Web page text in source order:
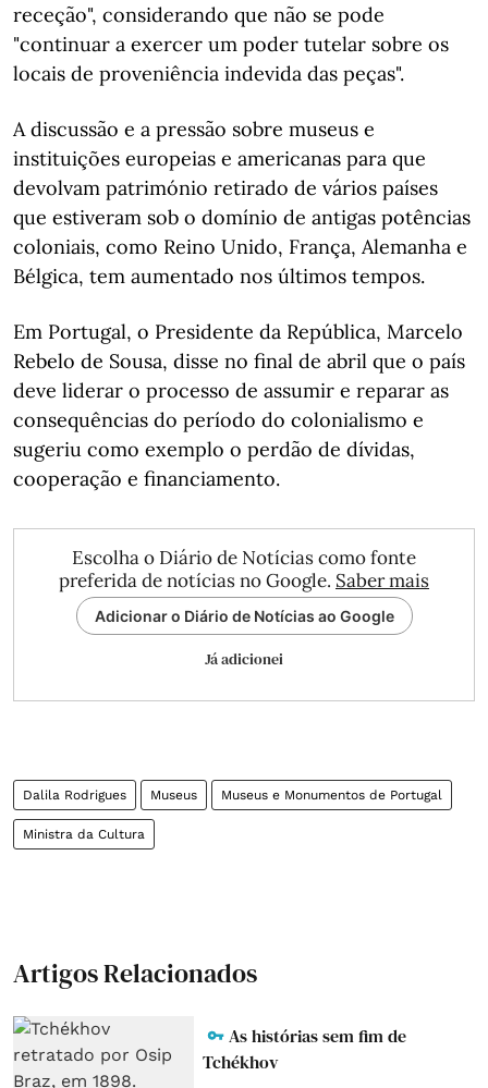
receção", considerando que não se pode
"continuar a exercer um poder tutelar sobre os
locais de proveniência indevida das peças".
A discussão e a pressão sobre museus e
instituições europeias e americanas para que
devolvam património retirado de vários países
que estiveram sob o domínio de antigas potências
coloniais, como Reino Unido, França, Alemanha e
Bélgica, tem aumentado nos últimos tempos.
Em Portugal, o Presidente da República, Marcelo
Rebelo de Sousa, disse no final de abril que o país
deve liderar o processo de assumir e reparar as
consequências do período do colonialismo e
sugeriu como exemplo o perdão de dívidas,
cooperação e financiamento.
Escolha o Diário de Notícias como fonte
preferida de notícias no Google. Saber mais
Adicionar o Diário de Notícias ao Google
Já adicionei
Dalila Rodrigues Museus Museus e Monumentos de Portugal
Ministra da Cultura
Artigos Relacionados
As histórias sem fim de
Tchékhov